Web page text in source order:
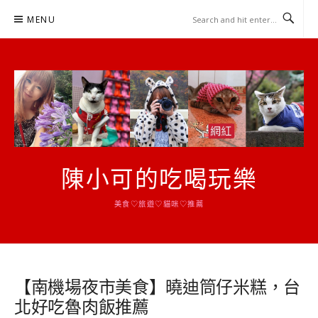
MENU
陳小可的吃喝玩樂
美食♡旅遊♡貓咪♡推薦
【南機場夜市美食】曉迪筒仔米糕，台
北好吃魯肉飯推薦